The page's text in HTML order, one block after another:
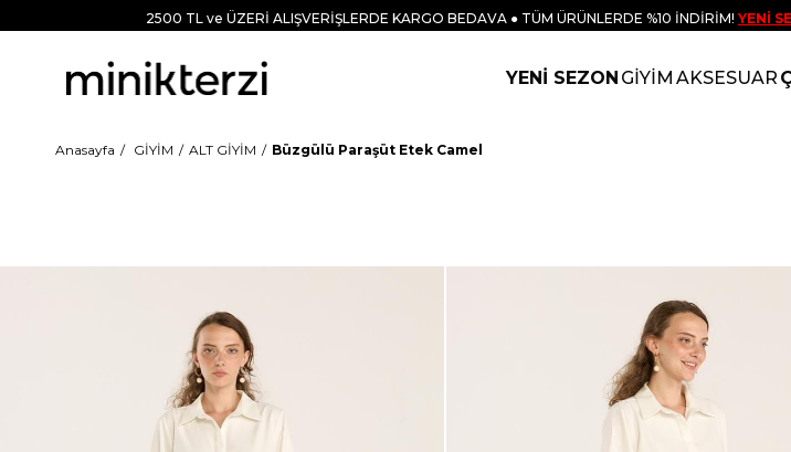
2500 TL ve ÜZERİ ALIŞVERİŞLERDE KARGO BEDAVA ● TÜM ÜRÜNLERDE %10 İNDİRİM! YENİ
YENİ SEZON GİYİM AKSESUAR
Anasayfa GİYİM ALT GİYİM
Büzgülü Paraşüt Etek Camel